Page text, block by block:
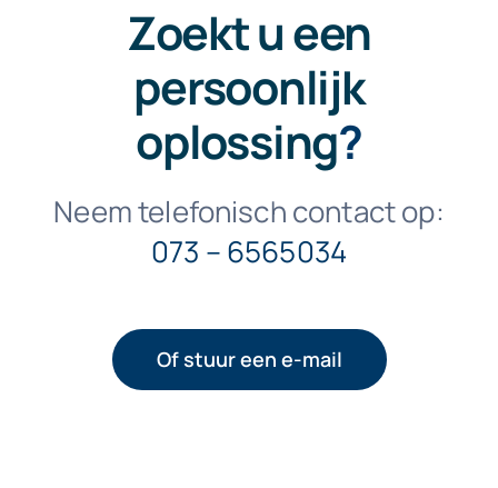
Zoekt u een
persoonlijk
oplossing?
Neem telefonisch contact op:
073 – 6565034
Of stuur een e-mail